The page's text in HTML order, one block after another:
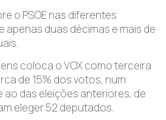
o PSOE nas diferentes
apenas duas décimas e mais de
coloca o VOX como terceira
de 15% dos votos, num
das eleições anteriores, de
eleger 52 deputados.